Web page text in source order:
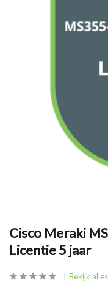
Cisco Meraki
Licentie 5 jaar
Bekijk